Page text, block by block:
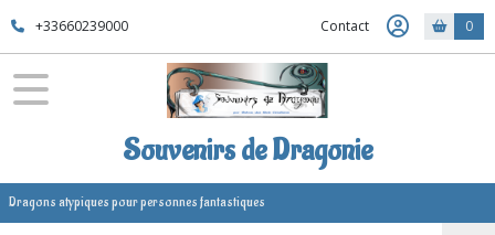
+33660239000 Contact 0
Souvenirs de Dragonie
Dragons atypiques pour personnes fantastiques